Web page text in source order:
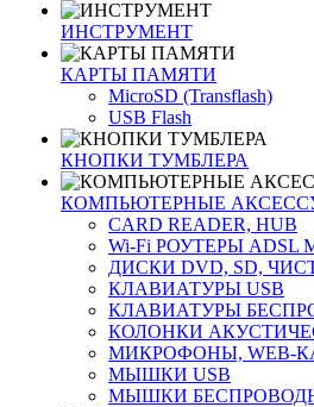
ИНСТРУМЕНТ
КАРТЫ ПАМЯТИ
MicroSD (Transflash)
USB Flash
КНОПКИ ТУМБЛЕРА
КОМПЬЮТЕРНЫЕ
CARD READER, HUB
Wi-Fi РОУТЕРЫ
ДИСКИ DVD, SD,
КЛАВИАТУРЫ USB
КЛАВИАТУРЫ
КОЛОНКИ
МИКРОФОНЫ, WEB-
МЫШКИ USB
МЫШКИ